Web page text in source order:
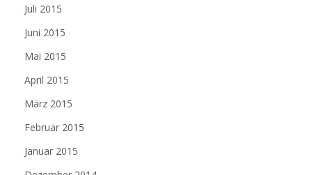
Juli 2015
Juni 2015
Mai 2015
April 2015
März 2015
Februar 2015
Januar 2015